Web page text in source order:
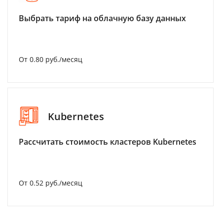
Выбрать тариф на облачную базу данных
От 0.80 руб./месяц
Kubernetes
Рассчитать стоимость кластеров Kubernetes
От 0.52 руб./месяц